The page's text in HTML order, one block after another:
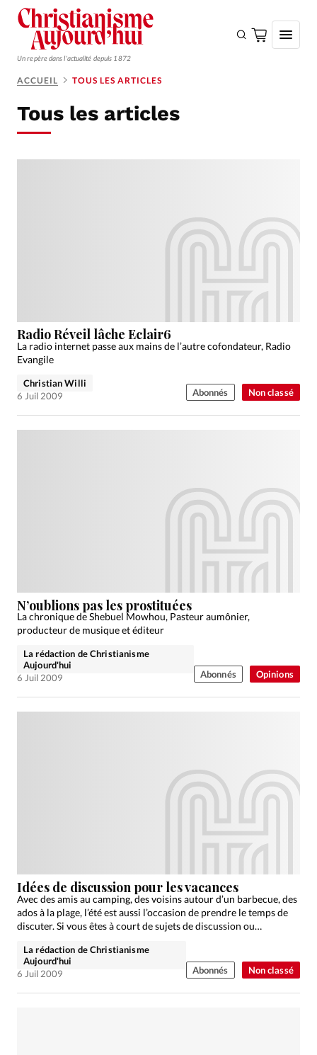
Un repère dans l'actualité depuis 1872
Monde
Devise:CHF
Tous les articles
Actualité chrétienne
Dossier
Eglises Foi Génération réveil
ACCUEIL TOUS LES ARTICLES
Tous les articles
Non classé
Radio Réveil lâche Eclair6
La radio internet passe aux mains de l’autre cofondateur, Radio
Evangile
Christian Willi
6 Juil 2009
Abonnés
Opinions
N’oublions pas les prostituées
La chronique de Shebuel Mowhou, Pasteur aumônier,
producteur de musique et éditeur
La rédaction de Christianisme
Aujourd'hui
6 Juil 2009
Abonnés
Non classé
Idées de discussion pour les vacances
Avec des amis au camping, des voisins autour d’un barbecue, des
ados à la plage, l’été est aussi l’occasion de prendre le temps de
discuter. Si vous êtes à court de sujets de discussion ou…
La rédaction de Christianisme
Aujourd'hui
6 Juil 2009
Abonnés